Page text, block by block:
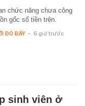
chức năng chưa công
gốc số tiền trên.
ĐÓ ĐÂY - 6 giờ trước
sinh viên ở